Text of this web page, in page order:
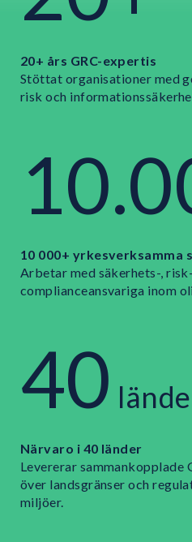
20+ års GRC-expertis
Stöttat organisationer med
risk och
10 000+ yrkesverksamma
Arbetar med säkerhets-,
complianceansvariga inom
40
Närvaro i 40 länder
Levererar sammankopplade
över landsgränser och
miljöer.